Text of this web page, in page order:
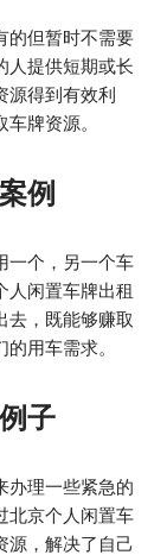
的但暂时不需要
人提供短期或长
源得到有效利
牌资源。
例
一个，另一个车
人闲置车牌出租
去，既能够赚取
用车需求。
子
办理一些紧急的
北京个人闲置车
源，解决了自己